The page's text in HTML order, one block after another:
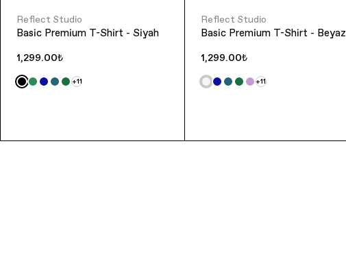
Reflect Studio
Basic Premium T-Shirt - Siyah
1,299.00₺
+11
Reflect Studio
Basic Premium T-Shirt - Beyaz
1,299.00₺
+11